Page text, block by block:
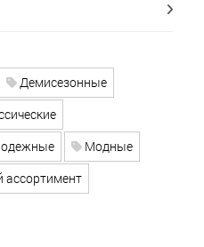
Демисезонные
Модные
ассортимент